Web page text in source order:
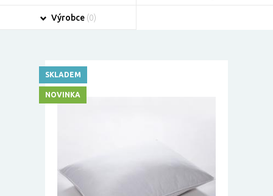
Výrobce (0)
SKLADEM
NOVINKA